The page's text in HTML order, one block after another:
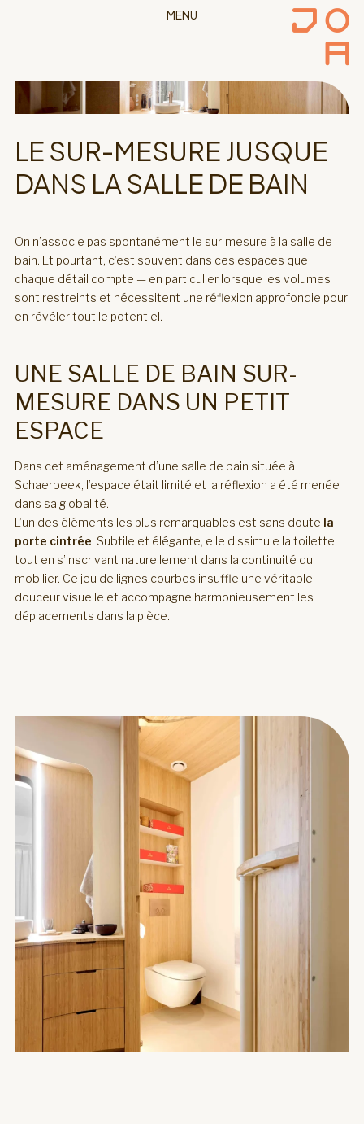
MENU
LE SUR-MESURE JUSQUE
DANS LA SALLE DE BAIN
On n’associe pas spontanément le sur-mesure à la salle de
bain. Et pourtant, c’est souvent dans ces espaces que
chaque détail compte — en particulier lorsque les volumes
sont restreints et nécessitent une réflexion approfondie pour
en révéler tout le potentiel.
UNE SALLE DE BAIN SUR-
MESURE DANS UN PETIT
ESPACE
Dans cet aménagement d’une salle de bain située à
Schaerbeek, l’espace était limité et la réflexion a été menée
dans sa globalité.
L’un des éléments les plus remarquables est sans doute la
porte cintrée. Subtile et élégante, elle dissimule la toilette
tout en s’inscrivant naturellement dans la continuité du
mobilier. Ce jeu de lignes courbes insuffle une véritable
douceur visuelle et accompagne harmonieusement les
déplacements dans la pièce.